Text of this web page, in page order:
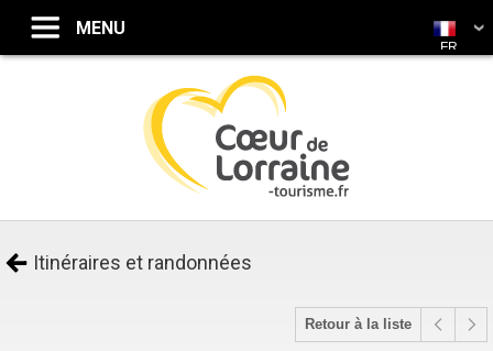
Itinéraires et randonnées
Retour à la liste
FR